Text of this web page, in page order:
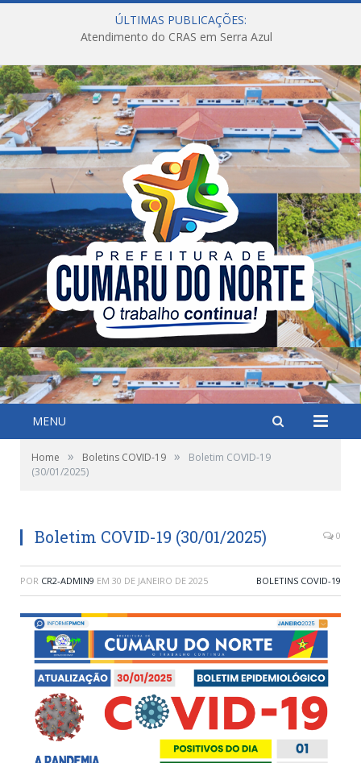
ÚLTIMAS PUBLICAÇÕES:
Atendimento do CRAS em Serra Azul
MENU
Home » Boletins COVID-19 »
Boletim COVID-19
(30/01/2025)
Boletim COVID-19 (30/01/2025) 0
POR CR2-ADMIN9 EM 30 DE JANEIRO DE 2025 BOLETINS COVID-19